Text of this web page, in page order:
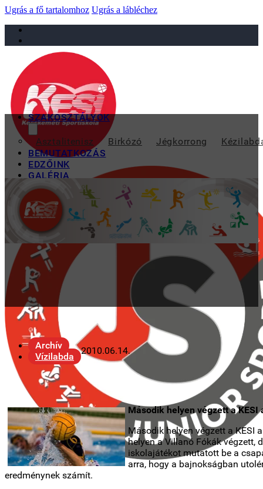
Ugrás a fő tartalomhoz Ugrás a lábléchez
sportiskola@juniorsportkft.hu
SZAKOSZTÁLYOK
Asztalitenisz Birkózó Jégkorrong
BEMUTATKOZÁS
EDZŐINK
GALÉRIA
TAO
KAPCSOLAT
Archív
Vízilabda
2010.06.14.
Második helyen végzett a
Második helyen végzett a KESI
helyen a Villanó Fókák végzett,
iskolajátékot mutatott be a
arra, hogy a bajnokságban
eredménynek számít.